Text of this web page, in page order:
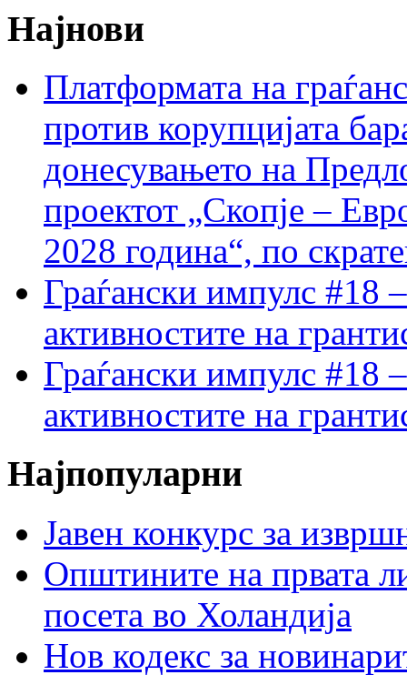
Најнови
Платформата на
против корупцијата
донесувањето на
проектот „Скопје –
2028 година“, по
Граѓански импулс #18
активностите на
Граѓански импулс #18
активностите на
Најпопуларни
Јавен конкурс за
Општините на првата
посета во Холандија
Нов кодекс за